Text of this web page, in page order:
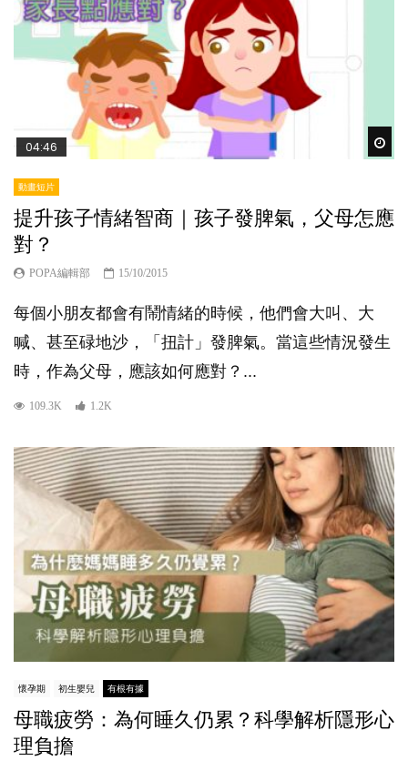
04:46
動畫短片
提升孩子情緒智商｜孩子發脾氣，父母怎應
對？
POPA編輯部 15/10/2015
每個小朋友都會有鬧情緒的時候，他們會大叫、大
喊、甚至碌地沙，「扭計」發脾氣。當這些情況發生
時，作為父母，應該如何應對？...
109.3K 1.2K
懷孕期 初生嬰兒 有根有據
母職疲勞：為何睡久仍累？科學解析隱形心
理負擔